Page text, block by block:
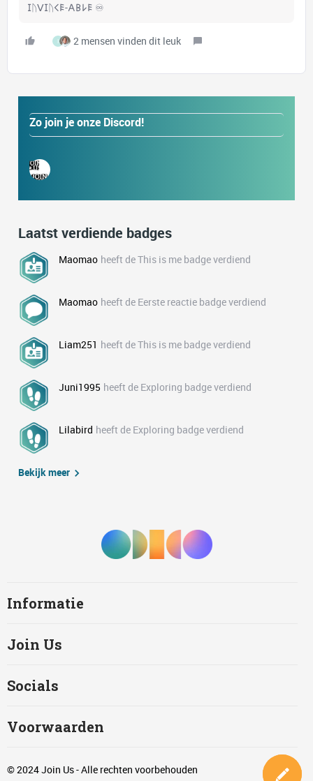
𐌆ᚢꓦ𐌆ᚢ𐌂𐌄-𐌀𐌁𐌋𐌄 ♾️
I 2 mensen vinden dit leuk
Zo join je onze Discord!
Laatst verdiende badges
Maomao heeft de This is me badge verdiend
Maomao heeft de Eerste reactie badge verdiend
Liam251 heeft de This is me badge verdiend
Juni1995 heeft de Exploring badge verdiend
Lilabird heeft de Exploring badge verdiend
Bekijk meer
Informatie
Join Us
Socials
Voorwaarden
© 2024 Join Us - Alle rechten voorbehouden